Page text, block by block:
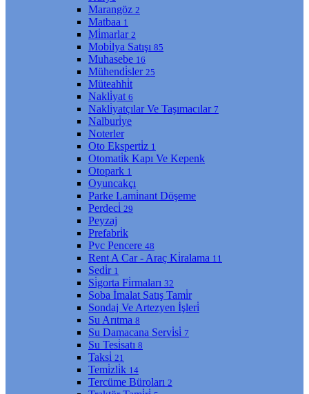
Marangöz 2
Matbaa 1
Mi̇marlar 2
Mobi̇lya Satışı 85
Muhasebe 16
Mühendi̇sler 25
Müteahhi̇t
Nakli̇yat 6
Nakli̇yatçılar Ve Taşımacılar 7
Nalburi̇ye
Noterler
Oto Eksperti̇z 1
Otomati̇k Kapı Ve Kepenk
Otopark 1
Oyuncakçı
Parke Lami̇nant Döşeme
Perdeci̇ 29
Peyzaj
Prefabri̇k
Pvc Pencere 48
Rent A Car - Araç Ki̇ralama 11
Sedi̇r 1
Si̇gorta Fi̇rmaları 32
Soba İmalat Satış Tami̇r
Sondaj Ve Artezyen İşleri̇
Su Arıtma 8
Su Damacana Servi̇si̇ 7
Su Tesi̇satı 8
Taksi̇ 21
Temi̇zli̇k 14
Tercüme Büroları 2